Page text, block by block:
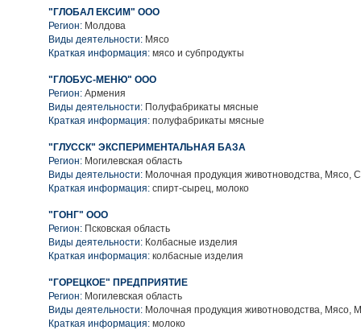
"ГЛОБАЛ ЕКСИМ" ООО
Регион: Молдова
Виды деятельности: Мясо
Краткая информация: мясо и субпродукты
"ГЛОБУС-МЕНЮ" ООО
Регион: Армения
Виды деятельности: Полуфабрикаты мясные
Краткая информация: полуфабрикаты мясные
"ГЛУССК" ЭКСПЕРИМЕНТАЛЬНАЯ БАЗА
Регион: Могилевская область
Виды деятельности: Молочная продукция животноводства, Мясо,
Краткая информация: спирт-сырец, молоко
"ГОНГ" ООО
Регион: Псковская область
Виды деятельности: Колбасные изделия
Краткая информация: колбасные изделия
"ГОРЕЦКОЕ" ПРЕДПРИЯТИЕ
Регион: Могилевская область
Виды деятельности: Молочная продукция животноводства, Мясо,
Краткая информация: молоко